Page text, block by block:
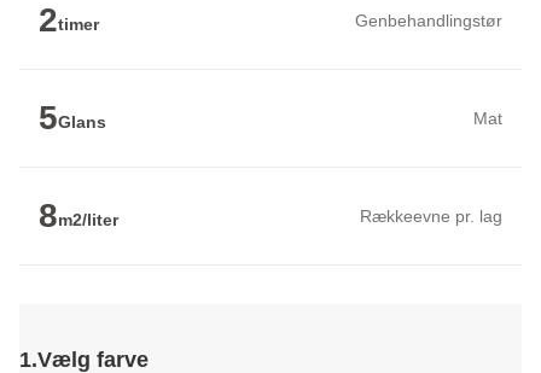
2timer Genbehandlingstør
5Glans Mat
8m2/liter Rækkeevne pr. lag
1.Vælg farve